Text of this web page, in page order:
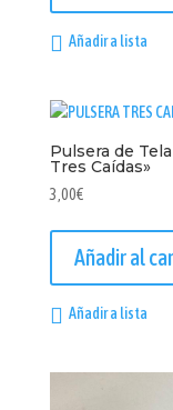
Añadir a lista
Pulsera de
Tres Caídas»
3,00€
Añadir al
Añadir a lista